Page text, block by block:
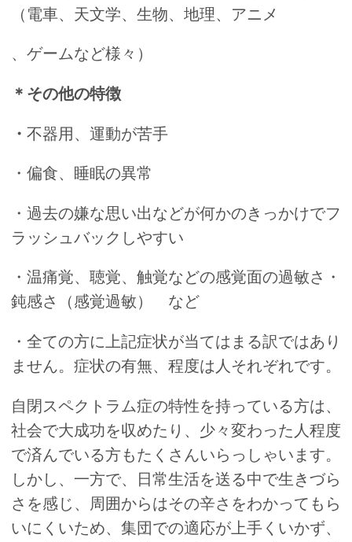
（電車、天文学、生物、地理、アニメ
、ゲームなど様々）
＊その他の特徴
・ 不器用、運動が苦手
・偏食、睡眠の異常
・過去の嫌な思い出などが何かのきっかけでフ
ラッシュバックしやすい
・温痛覚、聴覚、触覚などの感覚面の過敏さ・
鈍感さ（感覚過敏） など
・全ての方に上記症状が当てはまる訳ではあり
ません。症状の有無、程度は人それぞれです。
自閉スペクトラム症の特性を持っている方は、
社会で大成功を収めたり、少々変わった人程度
で済んでいる方もたくさんいらっしゃいます。
しかし、一方で、日常生活を送る中で生きづら
さを感じ、周囲からはその辛さをわかってもら
いにくいため、集団での適応が上手くいかず、